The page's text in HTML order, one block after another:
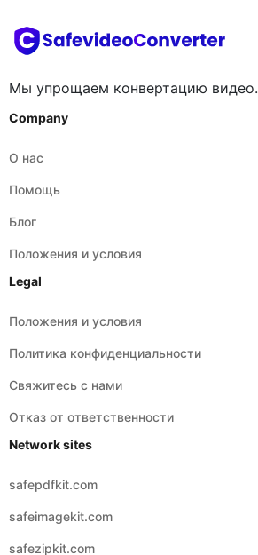
Мы упрощаем конвертацию видео.
Company
О нас
Помощь
Блог
Положения и условия
Legal
Положения и условия
Политика конфиденциальности
Свяжитесь с нами
Отказ от ответственности
Network sites
safepdfkit.com
safeimagekit.com
safezipkit.com